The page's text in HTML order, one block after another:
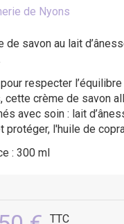
de Nyons
de savon au lait
respecter
cette crème de savon
avec soin : lait
protéger, l'huile de
: 300 ml
TTC